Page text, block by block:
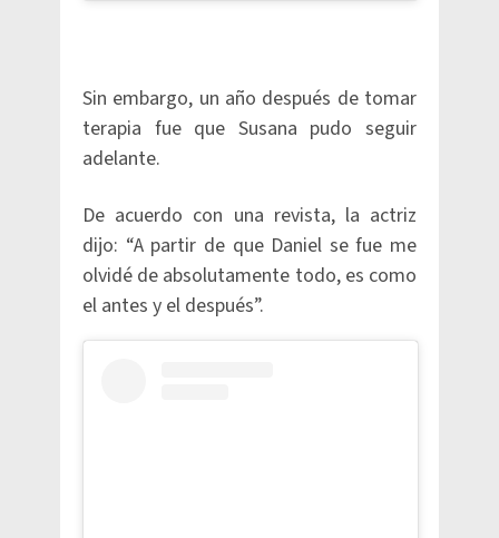
Sin embargo, un año después de tomar
terapia fue que Susana pudo seguir
adelante.
De acuerdo con una revista, la actriz
dijo: “A partir de que Daniel se fue me
olvidé de absolutamente todo, es como
el antes y el después”.